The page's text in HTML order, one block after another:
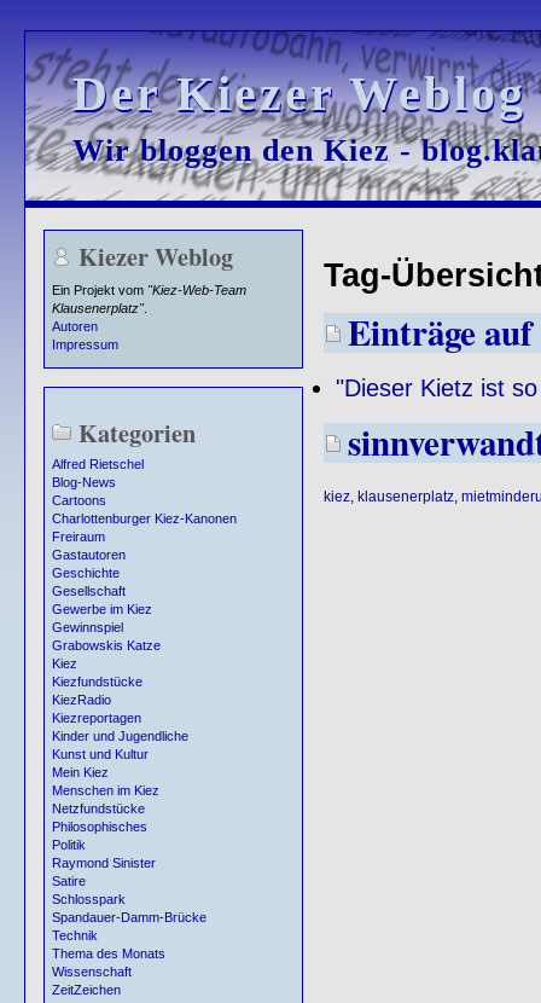
Der Kiezer
Der Kiezer
Wir bloggen den Kiez -
Wir bloggen den Kiez -
Kiezer Weblog
Ein Projekt vom "Kiez-Web-Team
Klausenerplatz".
Autoren
Impressum
Kategorien
Alfred Rietschel
Blog-News
Cartoons
Charlottenburger Kiez-Kanonen
Freiraum
Gastautoren
Geschichte
Gesellschaft
Gewerbe im Kiez
Gewinnspiel
Grabowskis Katze
Kiez
Kiezfundstücke
KiezRadio
Kiezreportagen
Kinder und Jugendliche
Kunst und Kultur
Mein Kiez
Menschen im Kiez
Netzfundstücke
Philosophisches
Politik
Raymond Sinister
Satire
Schlosspark
Spandauer-Damm-Brücke
Technik
Thema des Monats
Wissenschaft
ZeitZeichen
Tag-
Einträge
"Dieser Kietz ist
kiez, klausenerplatz,